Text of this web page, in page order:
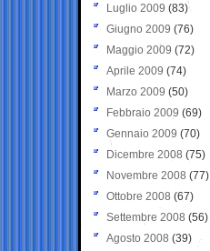
Luglio 2009 (83)
Giugno 2009 (76)
Maggio 2009 (72)
Aprile 2009 (74)
Marzo 2009 (50)
Febbraio 2009 (69)
Gennaio 2009 (70)
Dicembre 2008 (75)
Novembre 2008 (77)
Ottobre 2008 (67)
Settembre 2008 (56)
Agosto 2008 (39)